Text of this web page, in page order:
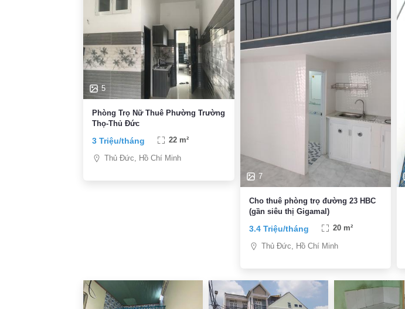
5
Phòng Trọ Nữ Thuê Phường Trường
Thọ-Thủ Đức
3 Triệu/tháng 22 m²
Thủ Đức, Hồ Chí Minh
7
Cho thuê phòng trọ đường 23 HBC
(gần siêu thị Gigamal)
3.4 Triệu/tháng 20 m²
Thủ Đức, Hồ Chí Minh